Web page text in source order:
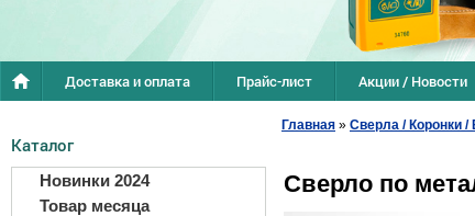
Доставка и оплата Прайс-лист Акции / Новости
Каталог
Новинки 2024
Товар месяца
Главная » Сверла / Коронки
Сверло по